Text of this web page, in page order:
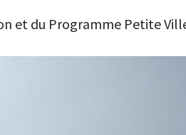
et du Programme Petite